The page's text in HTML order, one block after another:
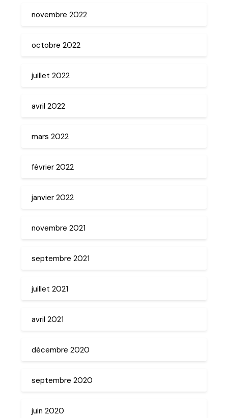
novembre 2022
octobre 2022
juillet 2022
avril 2022
mars 2022
février 2022
janvier 2022
novembre 2021
septembre 2021
juillet 2021
avril 2021
décembre 2020
septembre 2020
juin 2020